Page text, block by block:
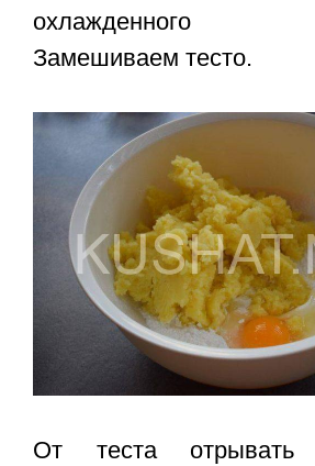
охлажденного
Замешиваем тесто.
От теста отрывать